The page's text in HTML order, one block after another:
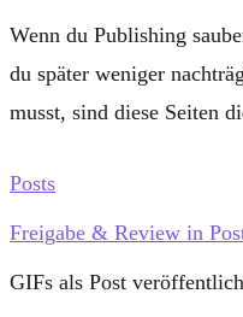
Wenn du Publishing
du später weniger
musst, sind diese Seiten
Posts
Freigabe & Review in
GIFs als Post